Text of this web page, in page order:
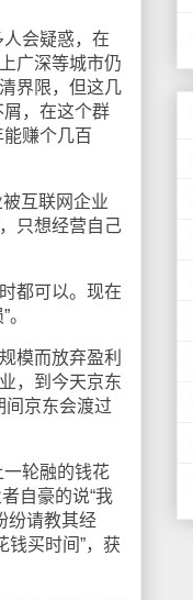
会疑惑，在
广深等城市仍
界限，但这几
，在这个群
赚个几百
互联网企业
只想经营自己
都可以。现在
模而放弃盈利
，到今天京东
间京东会渡过
轮融的钱花
自豪的说“我
纷请教其经
钱买时间”，获